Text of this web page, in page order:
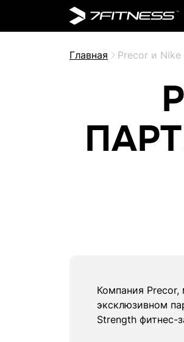
Главная Precor и
Компания
эксклюзивном
Strength фитнес-